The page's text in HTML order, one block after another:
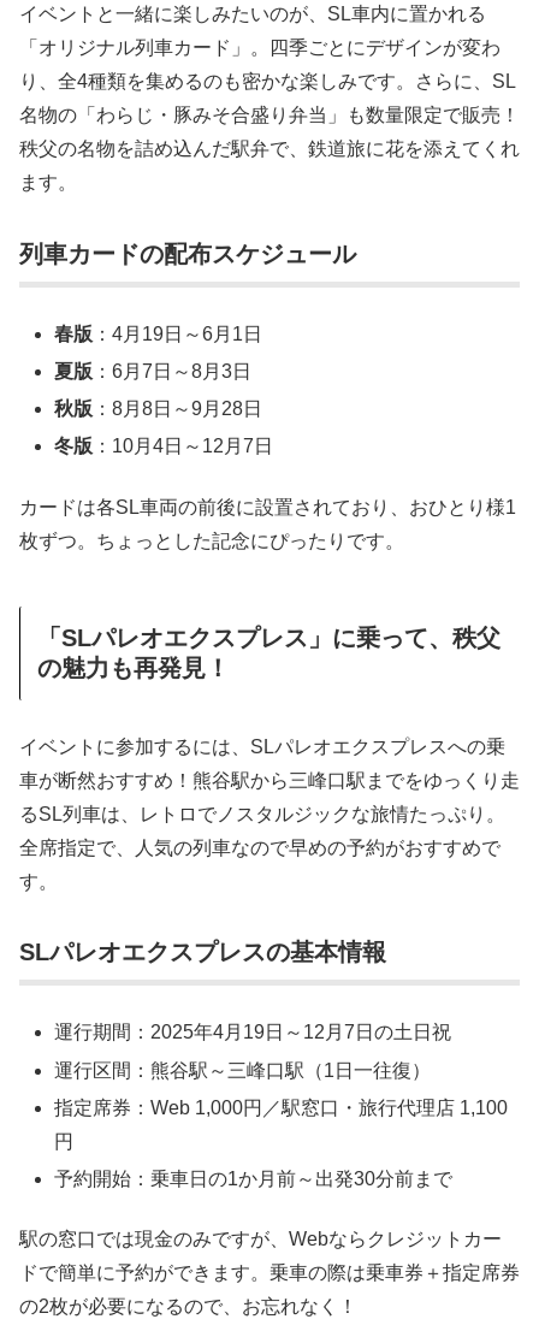
イベントと一緒に楽しみたいのが、SL車内に置かれる
「オリジナル列車カード」。四季ごとにデザインが変わ
り、全4種類を集めるのも密かな楽しみです。さらに、SL
名物の「わらじ・豚みそ合盛り弁当」も数量限定で販売！
秩父の名物を詰め込んだ駅弁で、鉄道旅に花を添えてくれ
ます。
列車カードの配布スケジュール
春版 ：4月19日～6月1日
夏版 ：6月7日～8月3日
秋版 ：8月8日～9月28日
冬版 ：10月4日～12月7日
カードは各SL車両の前後に設置されており、おひとり様1
枚ずつ。ちょっとした記念にぴったりです。
「SLパレオエクスプレス」に乗って、秩父
の魅力も再発見！
イベントに参加するには、SLパレオエクスプレスへの乗
車が断然おすすめ！熊谷駅から三峰口駅までをゆっくり走
るSL列車は、レトロでノスタルジックな旅情たっぷり。
全席指定で、人気の列車なので早めの予約がおすすめで
す。
SLパレオエクスプレスの基本情報
運行期間：2025年4月19日～12月7日の土日祝
運行区間：熊谷駅～三峰口駅（1日一往復）
指定席券：Web 1,000円／駅窓口・旅行代理店 1,100
円
予約開始：乗車日の1か月前～出発30分前まで
駅の窓口では現金のみですが、Webならクレジットカー
ドで簡単に予約ができます。乗車の際は乗車券＋指定席券
の2枚が必要になるので、お忘れなく！